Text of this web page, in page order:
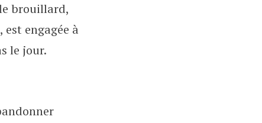
brouillard,
engagée à
le jour.